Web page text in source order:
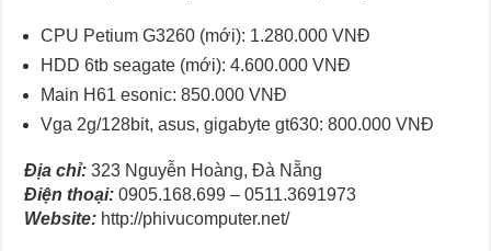
CPU Petium G3260 (mới): 1.280.000 VNĐ
HDD 6tb seagate (mới): 4.600.000 VNĐ
Main H61 esonic: 850.000 VNĐ
Vga 2g/128bit, asus, gigabyte gt630: 800.000 VNĐ
Địa chỉ:323 Nguyễn Hoàng, Đà Nẵng
Điện thoại: 0905.168.699 – 0511.3691973
Website: http://phivucomputer.net/